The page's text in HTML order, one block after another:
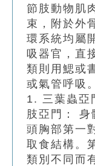
節肢動物肌
束，附於外
環系統均屬
吸器官，直
類則用鰓或
或氣管呼吸
1. 三葉蟲亞
肢亞門： 身
頭胸部第一
取食結構。
類別不同而